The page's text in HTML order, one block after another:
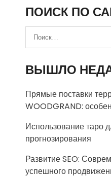
ПОИСК ПО
ВЫШЛО
Прямые поставки
WOODGRAND:
Использование таро
прогнозирования
Развитие SEO:
успешного